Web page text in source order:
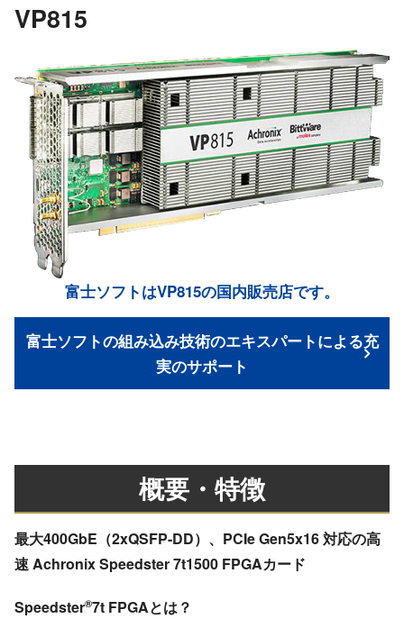
VP815
富士ソフトはVP815の国内販売店です。
富士ソフトの組み込み技術のエキスパートによる充
実のサポート
概要・特徴
最大400GbE（2xQSFP-DD）、PCIe Gen5x16 対応の高
速 Achronix Speedster 7t1500 FPGAカード
Speedster®7t FPGAとは？